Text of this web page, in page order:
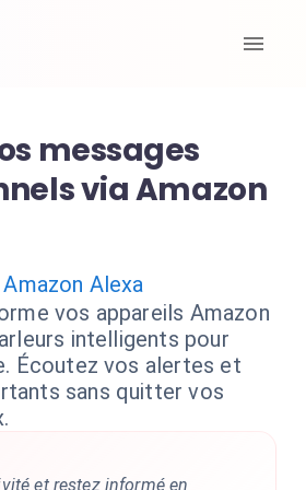
messages
via Amazon
Amazon Alexa
vos appareils Amazon
intelligents pour
Écoutez vos alertes et
sans quitter vos
et restez informé en